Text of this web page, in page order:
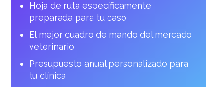
Hoja de ruta específicamente
preparada para tu caso
El mejor cuadro de mando del mercado
veterinario
Presupuesto anual personalizado para
tu clínica